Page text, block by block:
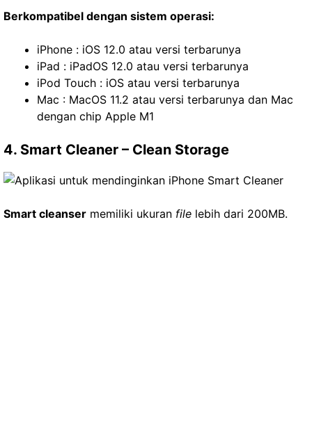
Berkompatibel dengan sistem operasi:
iPhone : iOS 12.0 atau versi terbarunya
iPad : iPadOS 12.0 atau versi terbarunya
iPod Touch : iOS atau versi terbarunya
Mac : MacOS 11.2 atau versi terbarunya dan Mac
dengan chip Apple M1
4. Smart Cleaner – Clean Storage
Smart cleanser memiliki ukuran file lebih dari 200MB.